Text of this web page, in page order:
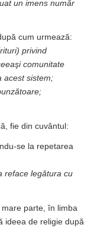
un imens număr
cum urmează:
privind
comunitate
acest sistem;
fie din cuvântul:
se la repetarea
reface legătura cu
parte, în limba
ideea de religie după